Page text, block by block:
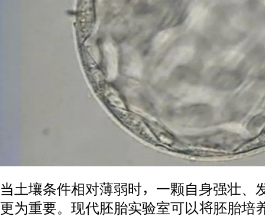
当土壤条件相对薄弱时，一颗自身强壮、
更为重要。现代胚胎实验室可以将胚胎培